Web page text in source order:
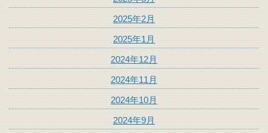
2025年2月
2025年1月
2024年12月
2024年11月
2024年10月
2024年9月